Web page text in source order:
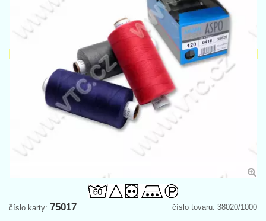
číslo tovaru: 38020/1000
číslo karty: 75017